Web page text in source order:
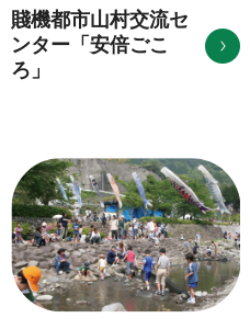
賤機都市山村交流セ
ンター「安倍ごこ
ろ」